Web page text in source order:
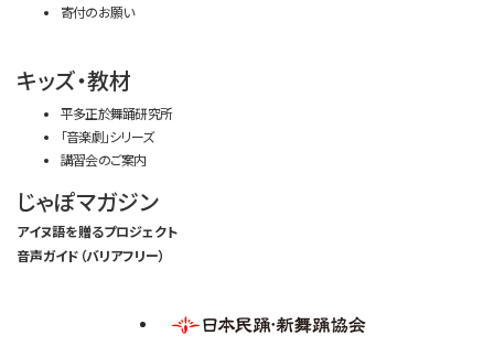
寄付のお願い
キッズ・教材
平多正於舞踊研究所
「音楽劇」シリーズ
講習会のご案内
じゃぽマガジン
アイヌ語を贈るプロジェクト
音声ガイド（バリアフリー）